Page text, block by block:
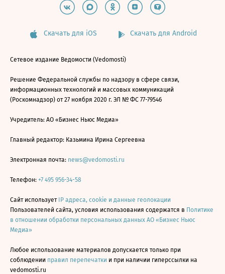
Скачать для iOS Скачать для Android
Сетевое издание Ведомости (Vedomosti)
Решение Федеральной службы по надзору в сфере связи,
информационных технологий и массовых коммуникаций
(Роскомнадзор) от 27 ноября 2020 г. ЭЛ № ФС 77-79546
Учредитель: АО «Бизнес Ньюс Медиа»
Главный редактор: Казьмина Ирина Сергеевна
Электронная почта: news@vedomosti.ru
Телефон: +7 495 956-34-58
Сайт использует IP адреса, cookie и данные геолокации
Пользователей сайта, условия использования содержатся в Политике
в отношении обработки персональных данных АО «Бизнес Ньюс
Медиа»
Любое использование материалов допускается только при
соблюдении правил перепечатки и при наличии гиперссылки на
vedomosti.ru